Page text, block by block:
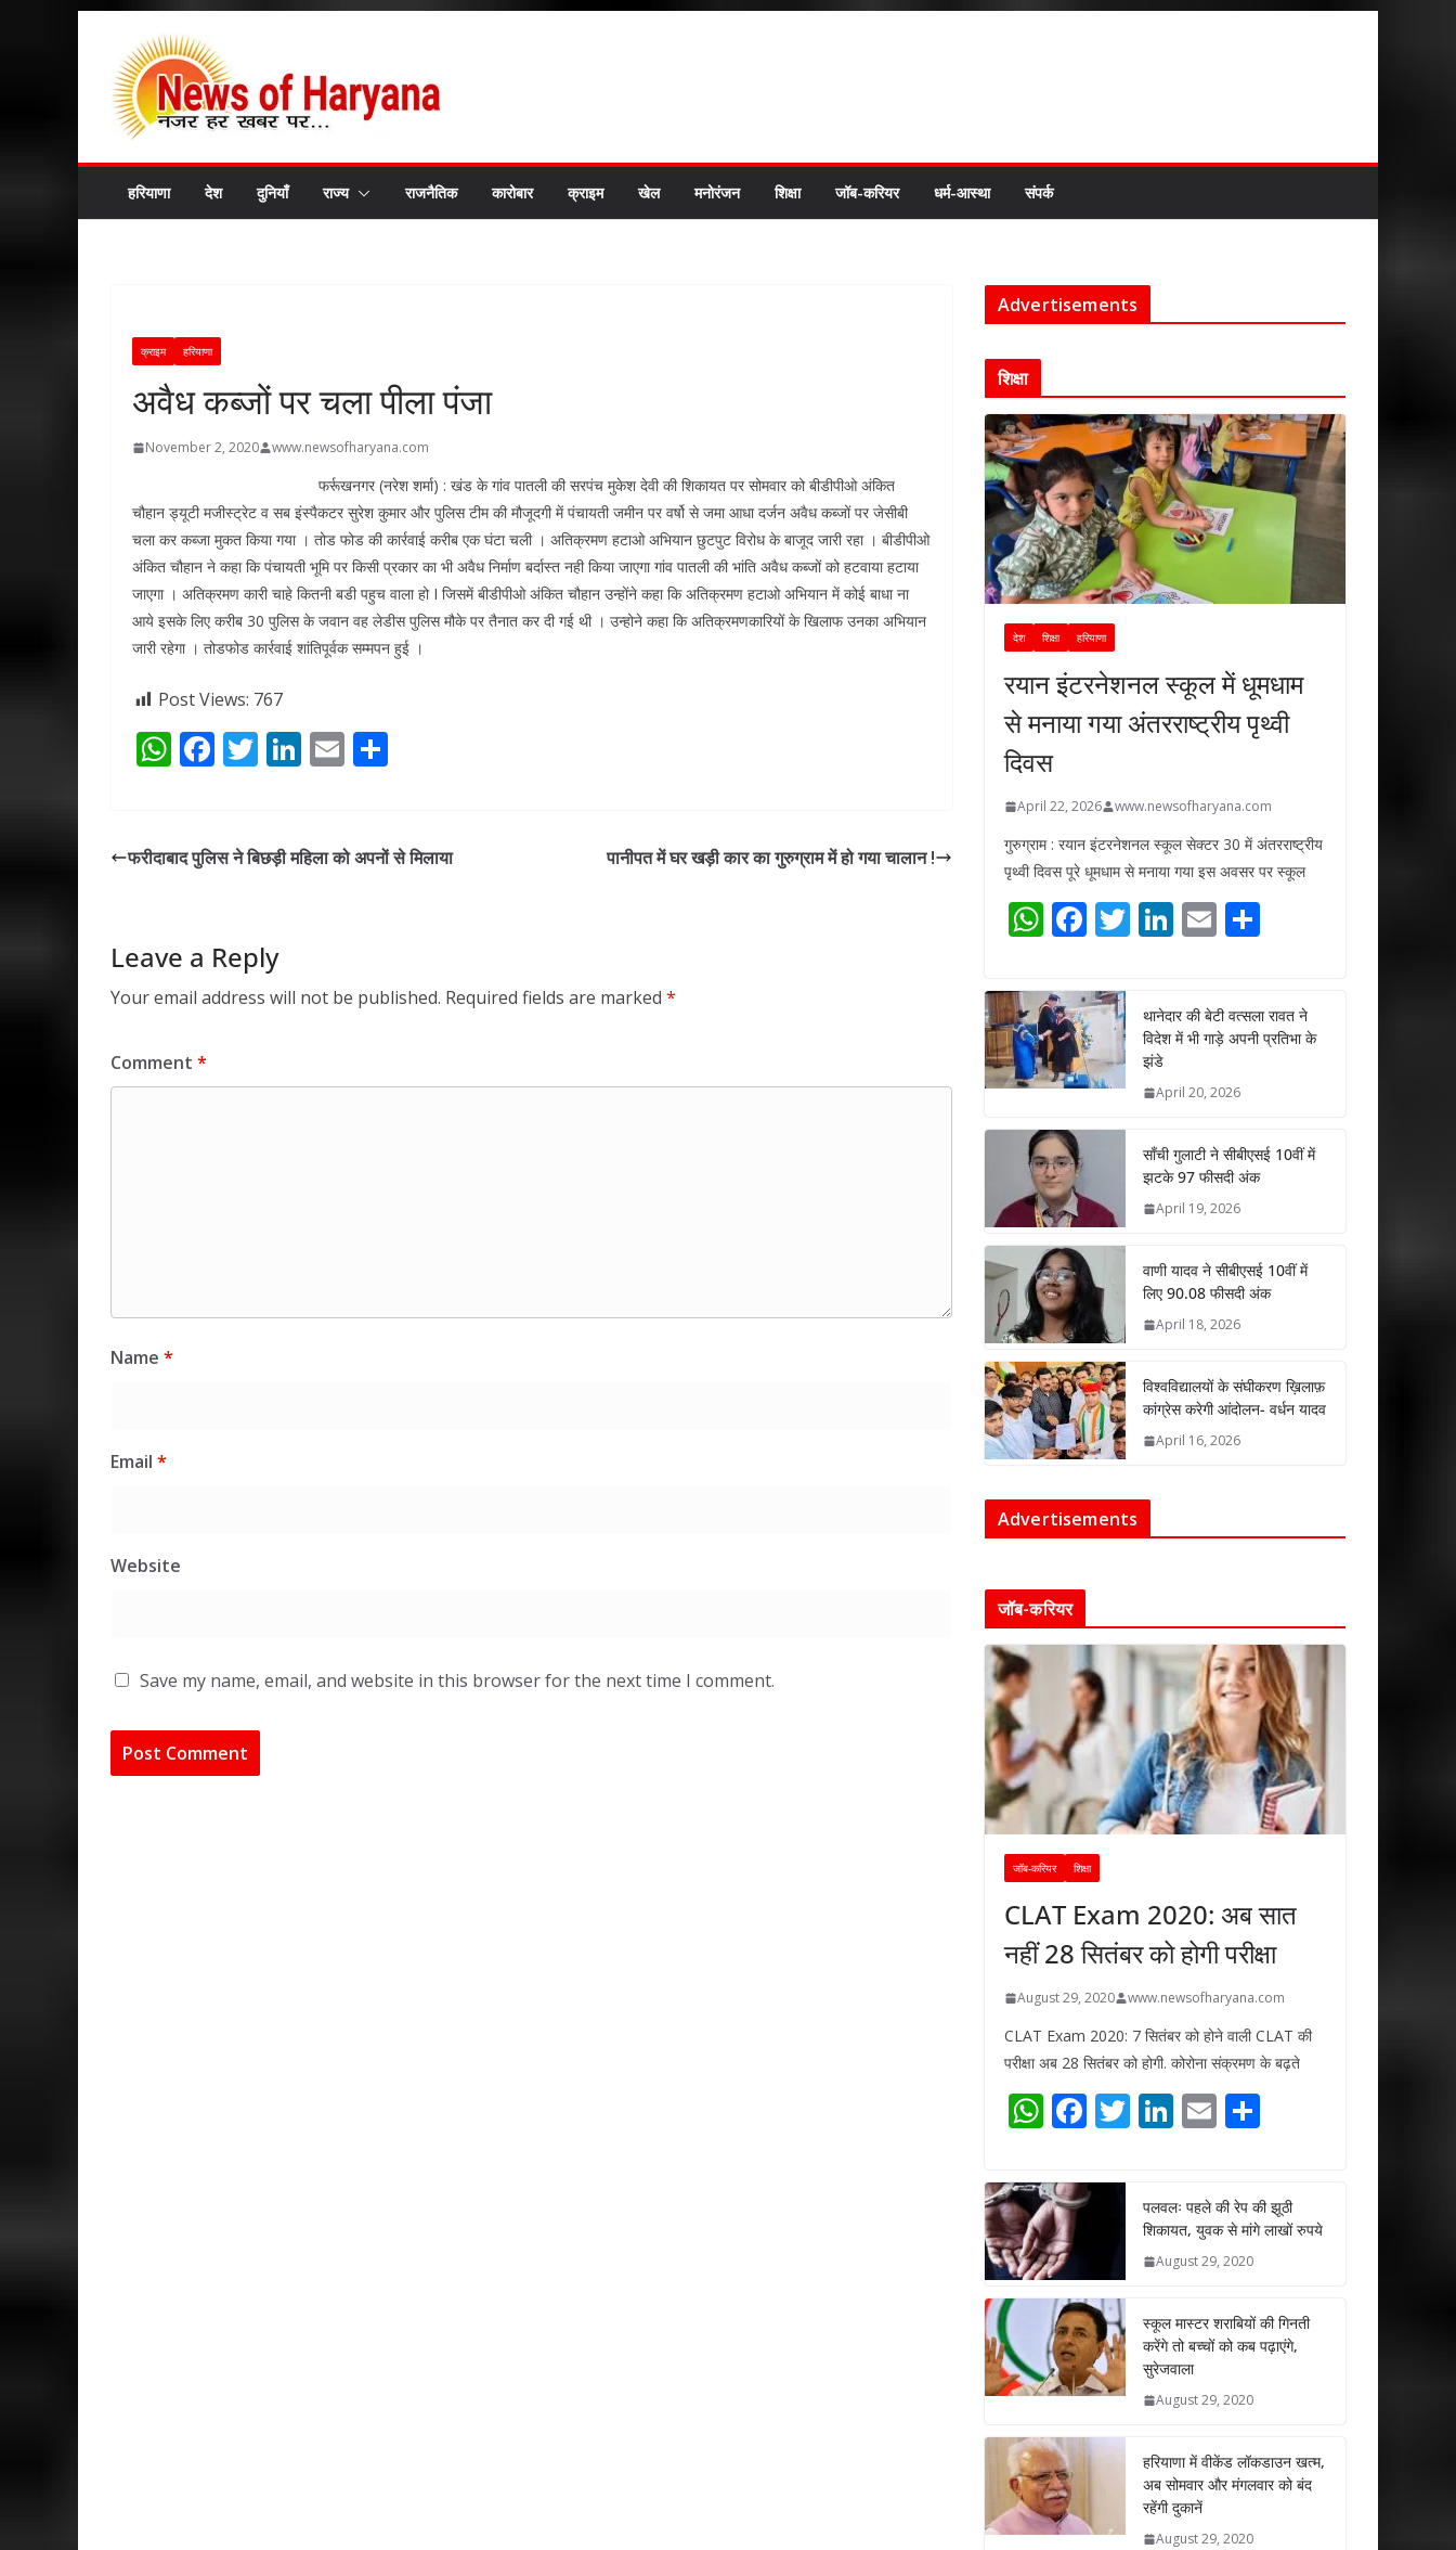
content
हरियाणा देश दुनियाँ राज्य राजनैतिक कारोबार क्राइम खेल मनोरंजन शिक्षा जॉब-करियर धर्म-आस्था संपर्क
क्राइम हरियाणा
अवैध कब्जों पर चला पीला पंजा
November 2, 2020 www.newsofharyana.com
फर्रूखनगर (नरेश शर्मा) : खंड के गांव पातली की सरपंच मुकेश देवी की शिकायत पर सोमवार को बीडीपीओ अंकित
चौहान ड्यूटी मजीस्ट्रेट व सब इंस्पैकटर सुरेश कुमार और पुलिस टीम की मौजूदगी में पंचायती जमीन पर वर्षो से जमा आधा दर्जन अवैध कब्जों पर जेसीबी
चला कर कब्जा मुकत किया गया । तोड फोड की कार्रवाई करीब एक घंटा चली । अतिक्रमण हटाओ अभियान छुटपुट विरोध के बाजूद जारी रहा । बीडीपीओ
अंकित चौहान ने कहा कि पंचायती भूमि पर किसी प्रकार का भी अवैध निर्माण बर्दास्त नही किया जाएगा गांव पातली की भांति अवैध कब्जों को हटवाया हटाया
जाएगा । अतिक्रमण कारी चाहे कितनी बडी पहुच वाला हो I जिसमें बीडीपीओ अंकित चौहान उन्होंने कहा कि अतिक्रमण हटाओ अभियान में कोई बाधा ना
आये इसके लिए करीब 30 पुलिस के जवान वह लेडीस पुलिस मौके पर तैनात कर दी गई थी । उन्होने कहा कि अतिक्रमणकारियों के खिलाफ उनका अभियान
जारी रहेगा । तोडफोड कार्रवाई शांतिपूर्वक सम्मपन हुई ।
Post Views: 767
W
s
p
F
b
k
T
er
Li
e
E
l e
फरीदाबाद पुलिस ने बिछड़ी महिला को अपनों से मिलाया पानीपत में घर खड़ी कार का गुरुग्राम में हो गया चालान !
Leave a Reply
Your email address will not be published. Required fields are marked *
Comment *
Name *
Email *
Website
Save my name, email, and website in this browser for the next time I comment.
Advertisements
शिक्षा
देश शिक्षा हरियाणा
रयान इंटरनेशनल स्कूल में धूमधाम
से मनाया गया अंतरराष्ट्रीय पृथ्वी
दिवस
April 22, 2026 www.newsofharyana.com
गुरुग्राम : रयान इंटरनेशनल स्कूल सेक्टर 30 में अंतरराष्ट्रीय
पृथ्वी दिवस पूरे धूमधाम से मनाया गया इस अवसर पर स्कूल
W
at
s
A
p
p
F
e
b
o
o
k
T
er
Li
e
dI
n
E
l e
थानेदार की बेटी वत्सला रावत ने
विदेश में भी गाड़े अपनी प्रतिभा के
झंडे
April 20, 2026
साँची गुलाटी ने सीबीएसई 10वीं में
झटके 97 फीसदी अंक
April 19, 2026
वाणी यादव ने सीबीएसई 10वीं में
लिए 90.08 फीसदी अंक
April 18, 2026
विश्वविद्यालयों के संघीकरण ख़िलाफ़
कांग्रेस करेगी आंदोलन- वर्धन यादव
April 16, 2026
Advertisements
जॉब-करियर
जॉब-करियर शिक्षा
CLAT Exam 2020: अब सात
नहीं 28 सितंबर को होगी परीक्षा
August 29, 2020 www.newsofharyana.com
CLAT Exam 2020: 7 सितंबर को होने वाली CLAT की
परीक्षा अब 28 सितंबर को होगी. कोरोना संक्रमण के बढ़ते
W
at
s
A
p
p
F
e
b
o
k
T
er
Li
e
dI
n
E
l e
पलवलः पहले की रेप की झूठी
शिकायत, युवक से मांगे लाखों रुपये
August 29, 2020
स्कूल मास्टर शराबियों की गिनती
करेंगे तो बच्चों को कब पढ़ाएंगे,
सुरेजवाला
August 29, 2020
हरियाणा में वीकेंड लॉकडाउन खत्म,
अब सोमवार और मंगलवार को बंद
रहेंगी दुकानें
August 29, 2020